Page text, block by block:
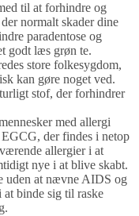
til at forhindre og
normalt skader dine
paradentose og
godt læs grøn te.
store folkesygdom,
kan gøre noget ved.
stof, der forhindrer
med allergi
der findes i netop
allergier i at
nye i at blive skabt.
uden at nævne AIDS og
binde sig til raske